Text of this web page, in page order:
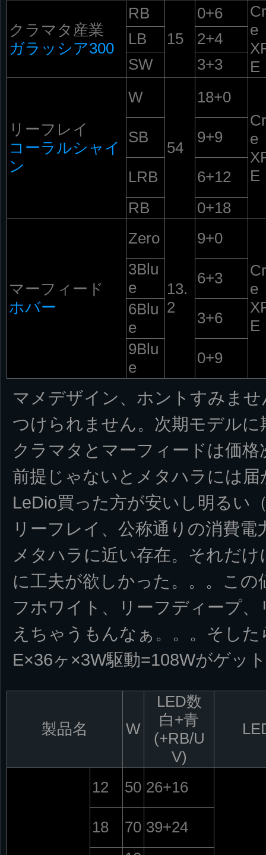
クラマタ産業
ガラッシア300
RB
15
0+6
e
E
LB
2+4
SW
3+3
リーフレイ
コーラルシャイ
ン
W
54
18+0
e
E
SB 9+9
LRB
6+12
RB
0+18
マーフィード
ホバー
Zero
13.
2
9+0
e
E
3Blu
e
6+3
6Blu
e
3+6
9Blu
e
0+9
マメデザイン、ホントすみま
つけられません。次期モデルに
クラマタとマーフィードは価
前提じゃないとメタハラには
LeDio買った方が安いし明るい
リーフレイ、公称通りの消費
メタハラに近い存在。それだ
に工夫が欲しかった。。。こ
フホワイト、リーフディープ
えちゃうもんなぁ。。。そし
E×36ヶ×3W駆動=108Wがゲッ
製品名 W
LED数
白+青
(+RB/U
V)
12 50 26+16
18 70 39+24